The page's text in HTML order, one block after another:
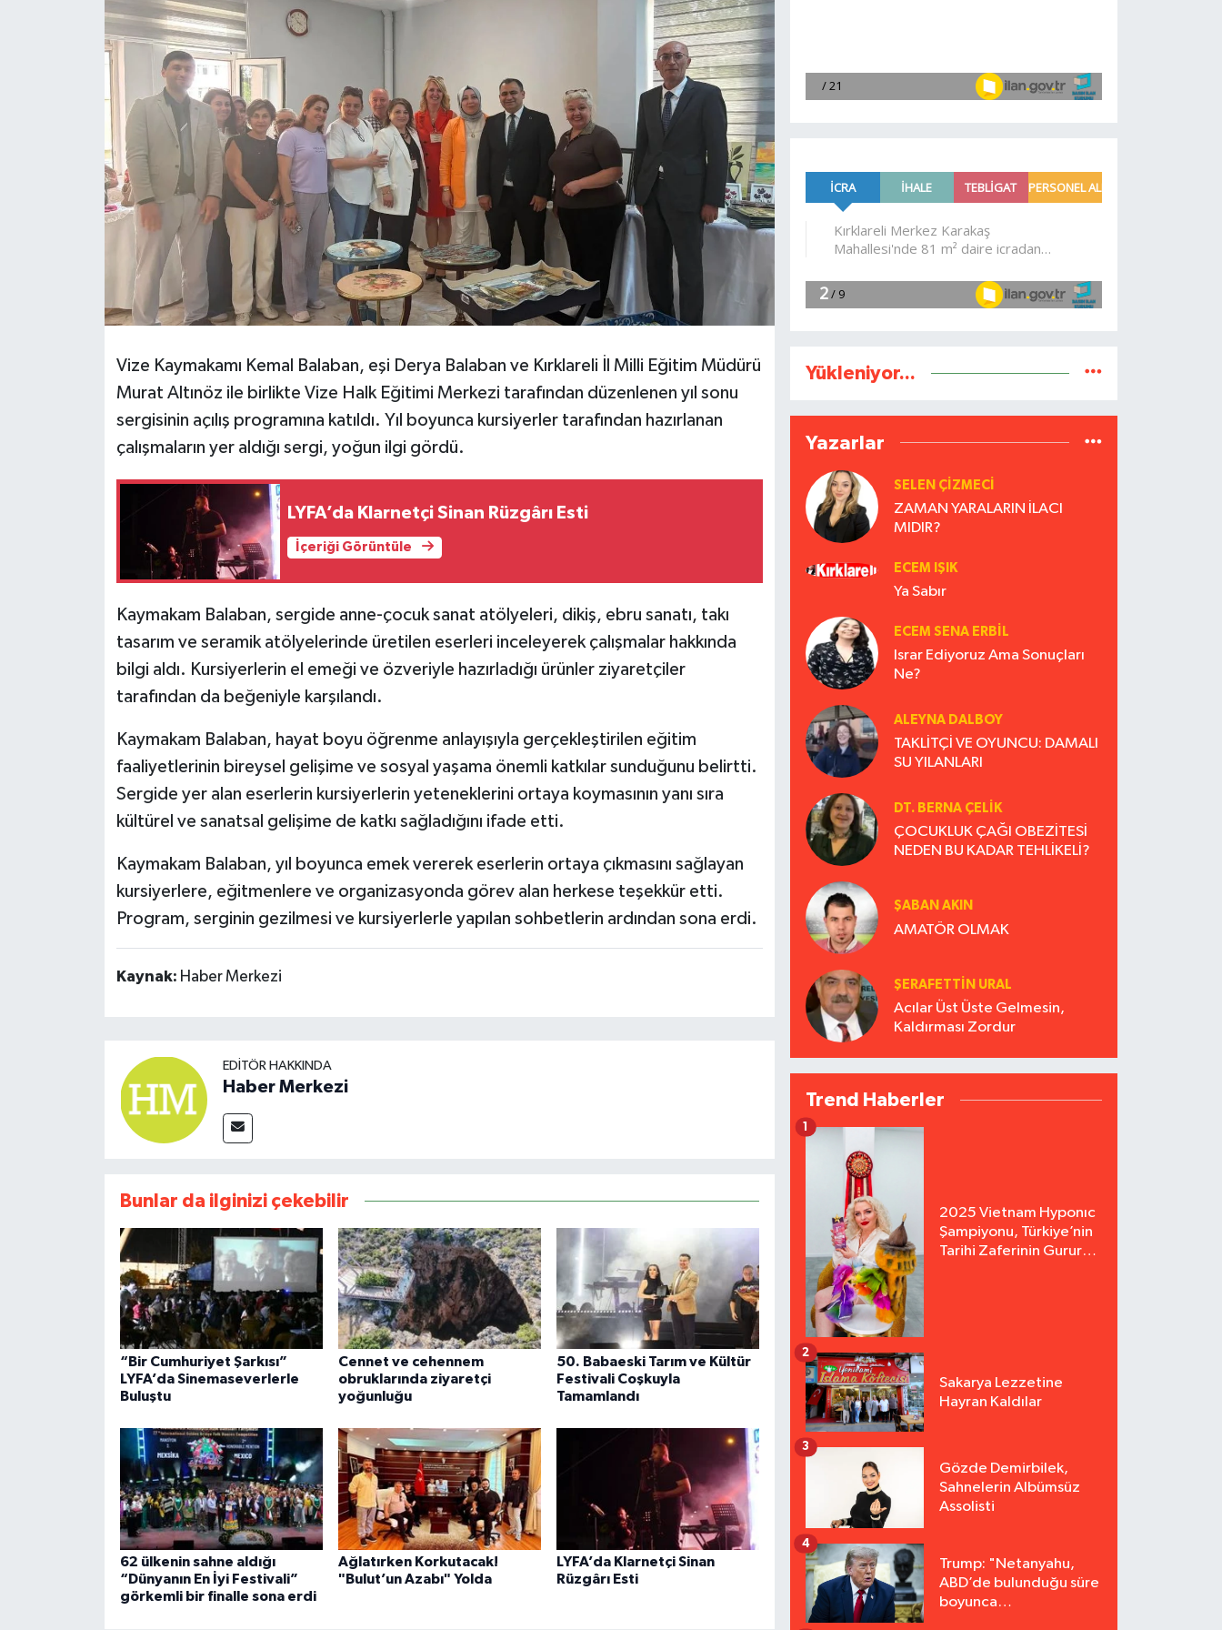
Vize Kaymakamı Kemal Balaban, eşi Derya Balaban ve Kırklareli İl Milli Eğitim Müdürü
Murat Altınöz ile birlikte Vize Halk Eğitimi Merkezi tarafından düzenlenen yıl sonu
sergisinin açılış programına katıldı. Yıl boyunca kursiyerler tarafından hazırlanan
çalışmaların yer aldığı sergi, yoğun ilgi gördü.
LYFA’da Klarnetçi Sinan Rüzgârı Esti
İçeriği Görüntüle
Kaymakam Balaban, sergide anne-çocuk sanat atölyeleri, dikiş, ebru sanatı, takı
tasarım ve seramik atölyelerinde üretilen eserleri inceleyerek çalışmalar hakkında
bilgi aldı. Kursiyerlerin el emeği ve özveriyle hazırladığı ürünler ziyaretçiler
tarafından da beğeniyle karşılandı.
Kaymakam Balaban, hayat boyu öğrenme anlayışıyla gerçekleştirilen eğitim
faaliyetlerinin bireysel gelişime ve sosyal yaşama önemli katkılar sunduğunu belirtti.
Sergide yer alan eserlerin kursiyerlerin yeteneklerini ortaya koymasının yanı sıra
kültürel ve sanatsal gelişime de katkı sağladığını ifade etti.
Kaymakam Balaban, yıl boyunca emek vererek eserlerin ortaya çıkmasını sağlayan
kursiyerlere, eğitmenlere ve organizasyonda görev alan herkese teşekkür etti.
Program, serginin gezilmesi ve kursiyerlerle yapılan sohbetlerin ardından sona erdi.
Kaynak: Haber Merkezi
EDITÖR HAKKINDA
Haber Merkezi
Bunlar da ilginizi çekebilir
“Bir Cumhuriyet Şarkısı”
LYFA’da Sinemaseverlerle
Buluştu
Cennet ve cehennem
obruklarında ziyaretçi
yoğunluğu
50. Babaeski Tarım ve Kültür
Festivali Coşkuyla
Tamamlandı
62 ülkenin sahne aldığı
“Dünyanın En İyi Festivali”
görkemli bir finalle sona erdi
Ağlatırken Korkutacak!
"Bulut’un Azabı" Yolda
LYFA’da Klarnetçi Sinan
Rüzgârı Esti
Yükleniyor...
Yazarlar
SELEN ÇİZMECİ
ZAMAN YARALARIN İLACI
MIDIR?
ECEM IŞIK
Ya Sabır
ECEM SENA ERBIL
Israr Ediyoruz Ama Sonuçları
Ne?
ALEYNA DALBOY
TAKLİTÇİ VE OYUNCU: DAMALI
SU YILANLARI
DT. BERNA ÇELIK
ÇOCUKLUK ÇAĞI OBEZİTESİ
NEDEN BU KADAR TEHLİKELİ?
ŞABAN AKIN
AMATÖR OLMAK
ŞERAFETTIN URAL
Acılar Üst Üste Gelmesin,
Kaldırması Zordur
Trend Haberler
2025 Vietnam Hyponıc
Şampiyonu, Türkiye’nin
Tarihi Zaferinin Gururu
1
Sakarya Lezzetine
Hayran Kaldılar
2
Gözde Demirbilek,
Sahnelerin Albümsüz
Assolisti
3
Trump: "Netanyahu,
ABD’de bulunduğu süre
boyunca
4